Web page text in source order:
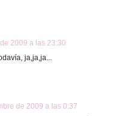
2009 a las 23:30
ja,ja,ja...
de 2009 a las 0:37